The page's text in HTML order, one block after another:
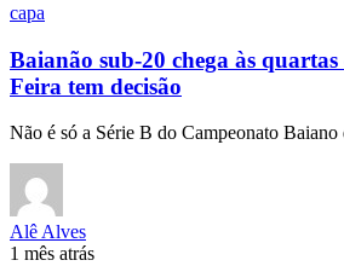
capa
Baianão sub-20 chega às
Feira tem decisão
Não é só a Série B do Campeonato
Alê Alves
1 mês atrás